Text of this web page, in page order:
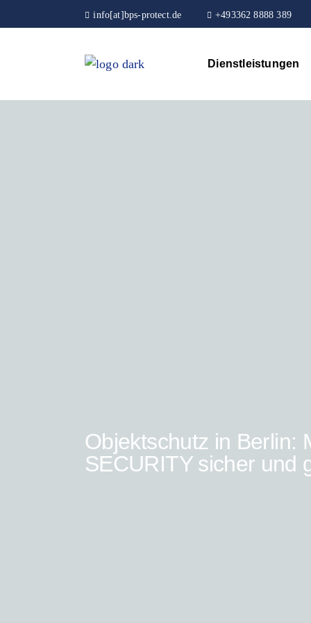
info[at]bps-protect.de +493362 8888 389
Dienstleistungen
Objektschutz in Berlin:
SECURITY sicher und